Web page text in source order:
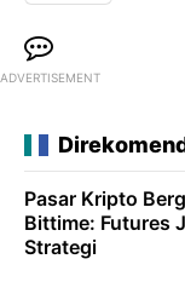
ADVERTISEMENT
Pasar Kripto
Bittime: Futures
Strategi